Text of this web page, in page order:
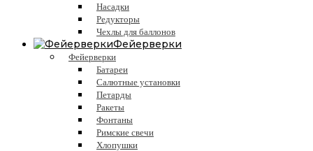
Насадки
Редукторы
Чехлы для баллонов
Фейерверки
Фейерверки
Батареи
Салютные установки
Петарды
Ракеты
Фонтаны
Римские свечи
Хлопушки